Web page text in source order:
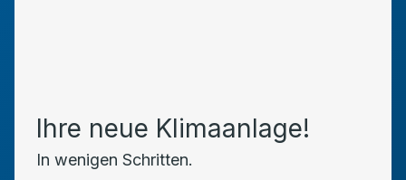
Ihre neue Klimaanlage!
In wenigen Schritten.